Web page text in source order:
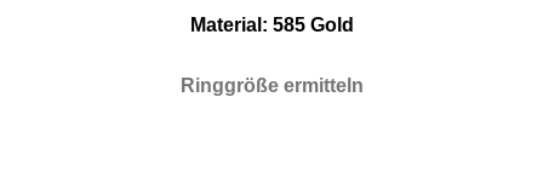
Material: 585 Gold
Ringgröße ermitteln